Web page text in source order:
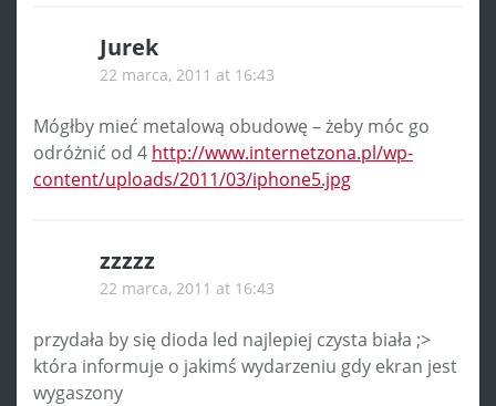
Jurek
22 marca, 2011 at 16:43
Mógłby mieć metalową obudowę – żeby móc go
odróżnić od 4 http://www.internetzona.pl/wp-
content/uploads/2011/03/iphone5.jpg
zzzzz
22 marca, 2011 at 16:43
przydała by się dioda led najlepiej czysta biała ;>
która informuje o jakimś wydarzeniu gdy ekran jest
wygaszony